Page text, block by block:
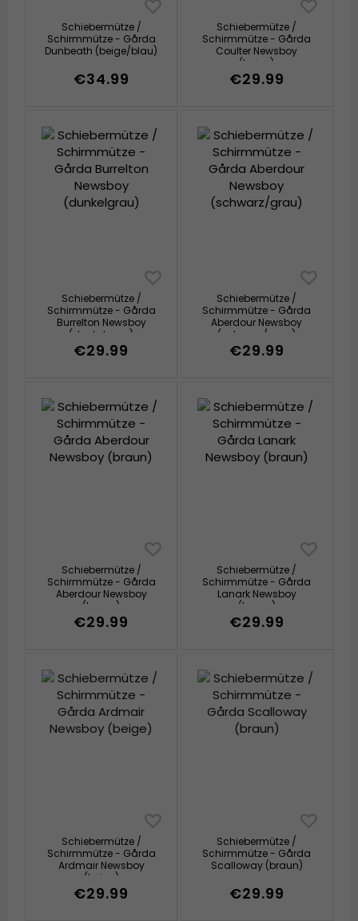
Schiebermütze /
Schirmmütze - Gårda
Dunbeath (beige/blau)
€34.99
Schiebermütze /
Schirmmütze - Gårda
Coulter Newsboy
(beige)
€29.99
Schiebermütze /
Schirmmütze - Gårda
Burrelton Newsboy
(dunkelgrau)
€29.99
Schiebermütze /
Schirmmütze - Gårda
Aberdour Newsboy
(schwarz/grau)
€29.99
Schiebermütze /
Schirmmütze - Gårda
Aberdour Newsboy
(braun)
€29.99
Schiebermütze /
Schirmmütze - Gårda
Lanark Newsboy
(braun)
€29.99
Schiebermütze /
Schirmmütze - Gårda
Ardmair Newsboy
(beige)
€29.99
Schiebermütze /
Schirmmütze - Gårda
Scalloway (braun)
€29.99